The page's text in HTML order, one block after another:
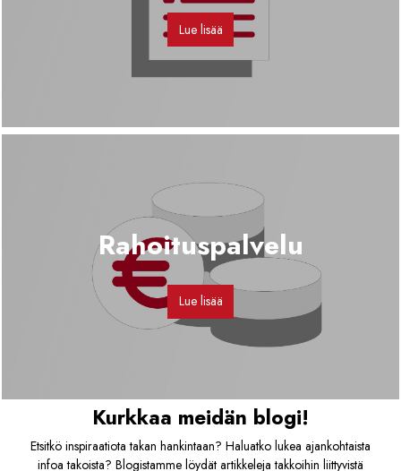
Lue lisää
Rahoituspalvelu
Lue lisää
Kurkkaa meidän blogi!
Etsitkö inspiraatiota takan hankintaan? Haluatko lukea ajankohtaista
infoa takoista? Blogistamme löydät artikkeleja takkoihin liittyvistä